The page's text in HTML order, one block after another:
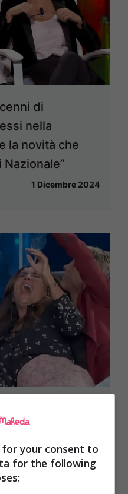
di
nella
la novità che
1 Dicembre 2024
importante
30 Novembre 2024
your consent to
for the following